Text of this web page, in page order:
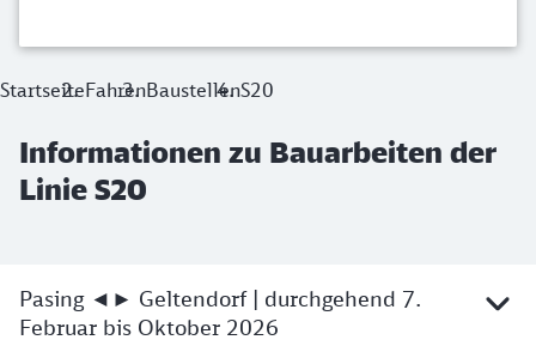
StartseiteFahrenBaustellenS20
Informationen zu Bauarbeiten der
Linie S20
Pasing ◄► Geltendorf | durchgehend 7.
Februar bis Oktober 2026